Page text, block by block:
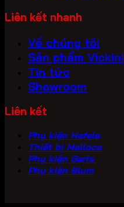
Liên kết nhanh
Về chúng tôi
Sản phẩm Vickini
Tin tức
Showroom
Liên kết
Phụ kiện Hafele
Thiết bị Malloca
Phụ kiện Garis
Phụ kiện Blum